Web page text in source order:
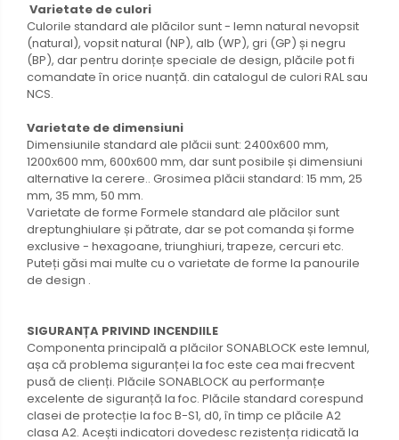
Varietate de culori
Culorile standard ale plăcilor sunt - lemn natural nevopsit
(natural), vopsit natural (NP), alb (WP), gri (GP) și negru
(BP), dar pentru dorințe speciale de design, plăcile pot fi
comandate în orice nuanță. din catalogul de culori RAL sau
NCS.
Varietate de dimensiuni
Dimensiunile standard ale plăcii sunt: ​​2400x600 mm,
1200x600 mm, 600x600 mm, dar sunt posibile și dimensiuni
alternative la cerere.. Grosimea plăcii standard: 15 mm, 25
mm, 35 mm, 50 mm.
Varietate de forme Formele standard ale plăcilor sunt
dreptunghiulare și pătrate, dar se pot comanda și forme
exclusive - hexagoane, triunghiuri, trapeze, cercuri etc.
Puteți găsi mai multe cu o varietate de forme la panourile
de design .
SIGURANȚA PRIVIND INCENDIILE
Componenta principală a plăcilor SONABLOCK este lemnul,
așa că problema siguranței la foc este cea mai frecvent
pusă de clienți. Plăcile SONABLOCK au performanțe
excelente de siguranță la foc. Plăcile standard corespund
clasei de protecție la foc B-S1, d0, în timp ce plăcile A2
clasa A2. Acești indicatori dovedesc rezistența ridicată la